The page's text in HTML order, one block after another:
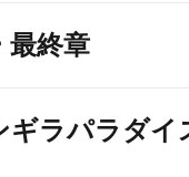
最終章
ラパラダイ